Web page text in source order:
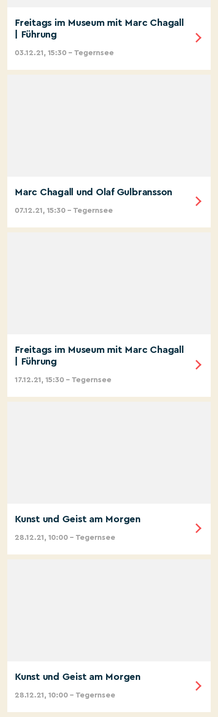
Freitags im Museum mit Marc Chagall
| Führung
03.12.21, 15:30 – Tegernsee
Marc Chagall und Olaf Gulbransson
07.12.21, 15:30 – Tegernsee
Freitags im Museum mit Marc Chagall
| Führung
17.12.21, 15:30 – Tegernsee
Kunst und Geist am Morgen
28.12.21, 10:00 – Tegernsee
Kunst und Geist am Morgen
28.12.21, 10:00 – Tegernsee